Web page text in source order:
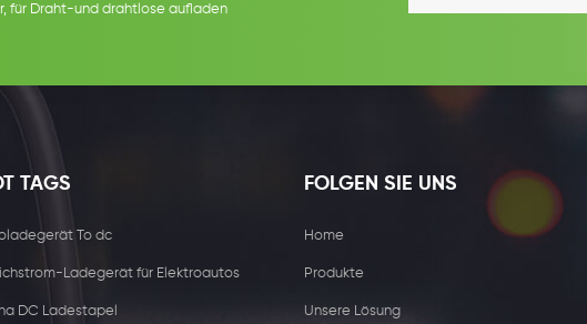
für Draht-und drahtlose aufladen
TAGS
To dc
Ladegerät für Elektroautos
DC Ladestapel
FOLGEN SIE UNS
Home
Produkte
Unsere Lösung